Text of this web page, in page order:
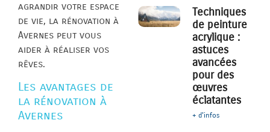
agrandir votre espace
de vie, la rénovation à
Avernes peut vous
aider à réaliser vos
rêves.
Les avantages de
la rénovation à
Avernes
Techniques
de peinture
acrylique :
astuces
avancées
pour des
œuvres
éclatantes
+ d'infos